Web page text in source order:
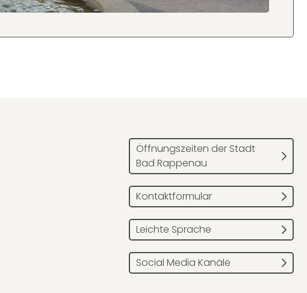
Öffnungszeiten der Stadt
Bad Rappenau
Kontaktformular
Leichte Sprache
Social Media Kanäle